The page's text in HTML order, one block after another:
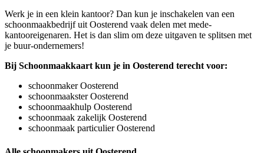
Werk je in een klein kantoor? Dan kun je inschakelen van een
schoonmaakbedrijf uit Oosterend vaak delen met mede-
kantooreigenaren. Het is dan slim om deze uitgaven te splitsen met
je buur-ondernemers!
Bij Schoonmaakkaart kun je in Oosterend terecht voor:
schoonmaker Oosterend
schoonmaakster Oosterend
schoonmaakhulp Oosterend
schoonmaak zakelijk Oosterend
schoonmaak particulier Oosterend